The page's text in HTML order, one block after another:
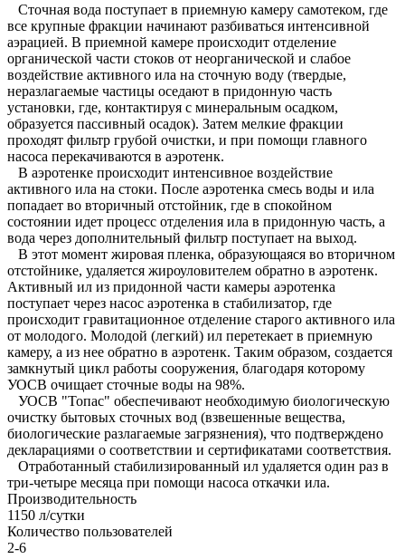
Сточная вода поступает в приемную камеру самотеком, где
все крупные фракции начинают разбиваться интенсивной
аэрацией. В приемной камере происходит отделение
органической части стоков от неорганической и слабое
воздействие активного ила на сточную воду (твердые,
неразлагаемые частицы оседают в придонную часть
установки, где, контактируя с минеральным осадком,
образуется пассивный осадок). Затем мелкие фракции
проходят фильтр грубой очистки, и при помощи главного
насоса перекачиваются в аэротенк.
В аэротенке происходит интенсивное воздействие
активного ила на стоки. После аэротенка смесь воды и ила
попадает во вторичный отстойник, где в спокойном
состоянии идет процесс отделения ила в придонную часть, а
вода через дополнительный фильтр поступает на выход.
В этот момент жировая пленка, образующаяся во вторичном
отстойнике, удаляется жироуловителем обратно в аэротенк.
Активный ил из придонной части камеры аэротенка
поступает через насос аэротенка в стабилизатор, где
происходит гравитационное отделение старого активного ила
от молодого. Молодой (легкий) ил перетекает в приемную
камеру, а из нее обратно в аэротенк. Таким образом, создается
замкнутый цикл работы сооружения, благодаря которому
УОСВ очищает сточные воды на 98%.
УОСВ "Топас" обеспечивают необходимую биологическую
очистку бытовых сточных вод (взвешенные вещества,
биологические разлагаемые загрязнения), что подтверждено
декларациями о соответствии и сертификатами соответствия.
Отработанный стабилизированный ил удаляется один раз в
три-четыре месяца при помощи насоса откачки ила.
Производительность
1150 л/сутки
Количество пользователей
2-6